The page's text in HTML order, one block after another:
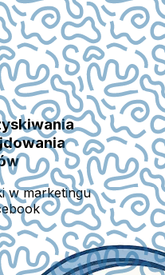
w marketingu